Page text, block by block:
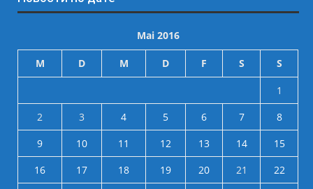
Mai 2016
M D M D F S S
1
2
3 4 5 6 7
8
9
10 11 12 13 14
15
16
17 18 19 20 21
22